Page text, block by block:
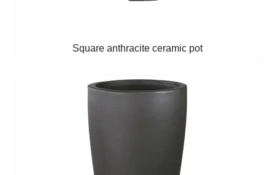
Square anthracite ceramic pot